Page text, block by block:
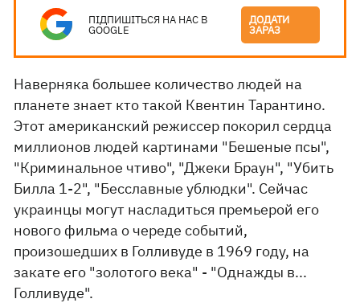
ПІДПИШІТЬСЯ НА НАС В
GOOGLE
ДОДАТИ
ЗАРАЗ
Наверняка большее количество людей на
планете знает кто такой Квентин Тарантино.
Этот американский режиссер покорил сердца
миллионов людей картинами "Бешеные псы",
"Криминальное чтиво", "Джеки Браун", "Убить
Билла 1-2", "Бесславные ублюдки". Сейчас
украинцы могут насладиться премьерой его
нового фильма о череде событий,
произошедших в Голливуде в 1969 году, на
закате его "золотого века" - "Однажды в...
Голливуде".